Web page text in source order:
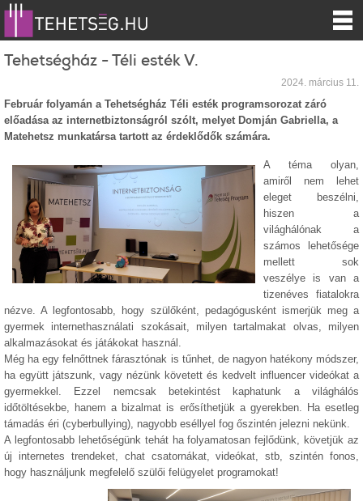
Tehetségház - Téli esték V.
2024. március 11.
Február folyamán a Tehetségház Téli esték programsorozat záró
előadása az internetbiztonságról szólt, melyet Domján Gabriella, a
Matehetsz munkatársa tartott az érdeklődők számára.
A téma olyan,
amiről nem lehet
eleget beszélni,
hiszen a
világhálónak a
számos lehetősége
mellett sok
veszélye is van a
tizenéves fiatalokra
nézve. A legfontosabb, hogy szülőként, pedagógusként ismerjük meg a
gyermek internethasználati szokásait, milyen tartalmakat olvas, milyen
alkalmazásokat és játákokat használ.
Még ha egy felnőttnek fárasztónak is tűnhet, de nagyon hatékony módszer,
ha együtt játszunk, vagy nézünk követett és kedvelt influencer videókat a
gyermekkel. Ezzel nemcsak betekintést kaphatunk a világhálós
időtöltésekbe, hanem a bizalmat is erősíthetjük a gyerekben. Ha esetleg
támadás éri (cyberbullying), nagyobb eséllyel fog őszintén jelezni nekünk.
A legfontosabb lehetőségünk tehát ha folyamatosan fejlődünk, követjük az
új internetes trendeket, chat csatornákat, videókat, stb, szintén fonos,
hogy használjunk megfelelő szülői felügyelet programokat!